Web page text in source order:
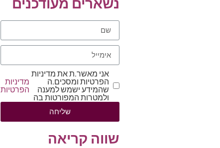
אני מאשר.ת את מדיניות
הפרטיות ומסכים.ה
שהמידע ישמש למענה
ולמטרות המפורטות בה
מדיניות
הפרטיות
שליחה
שווה קריאה